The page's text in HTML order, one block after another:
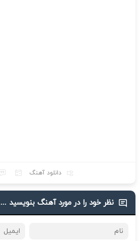
دانلود آهنگ
نظر خود را در مورد آهنگ بنویسید ...